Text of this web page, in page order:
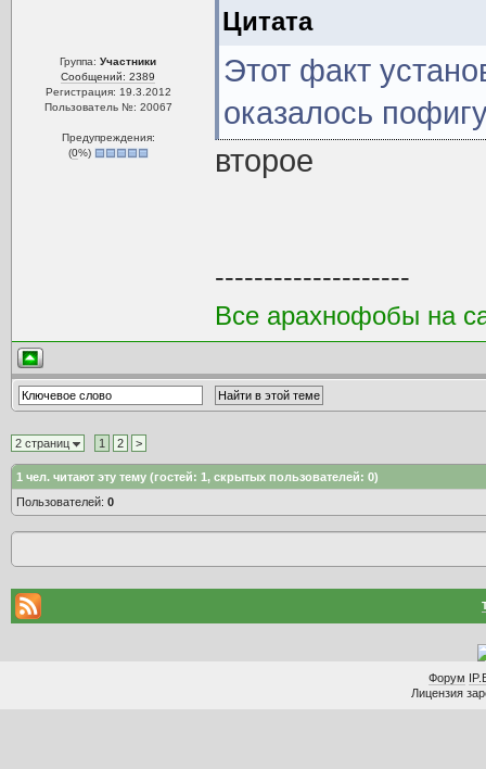
Группа:Участники
Сообщений: 2389
Регистрация: 19.3.2012
Пользователь №: 20067
Предупреждения:
(0%)
Цитата
Этот факт
оказалось
второе
--------------------
Все арахнофобы на
2 страниц 1 2 >
1 чел. читают эту тему (гостей: 1, скрытых пользователей: 0)
Пользователей: 0
Форум
Лицензия